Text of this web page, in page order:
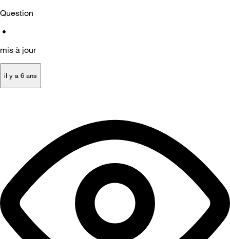
Question
•
mis à jour
il y a 6 ans